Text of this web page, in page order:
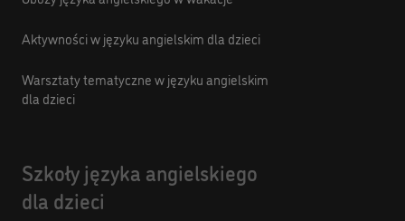
Aktywności w języku angielskim dla dzieci
Warsztaty tematyczne w języku angielskim
dla dzieci
Szkoły języka angielskiego
dla dzieci